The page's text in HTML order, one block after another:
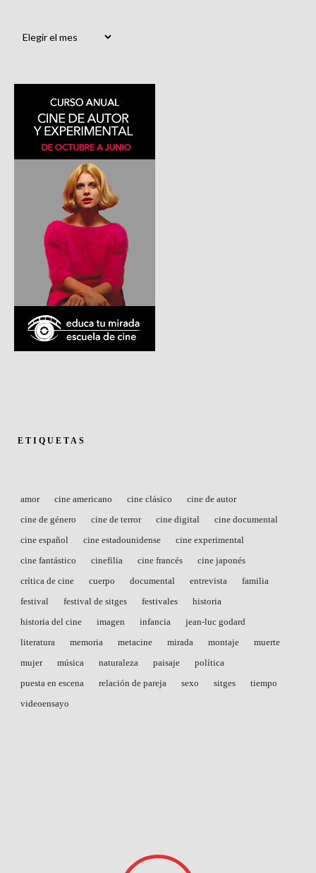
ETIQUETAS
amor cine americano cine clásico
cine de autor
cine de género
cine de terror cine digital
cine documental
cine español
cine estadounidense
cine experimental
cine fantástico
cinefilia cine francés
cine japonés
crítica de cine
cuerpo documental entrevista
familia
festival
festival de sitges festivales
historia
historia del cine
imagen infancia
jean-luc godard
literatura
memoria metacine mirada montaje
muerte
mujer
música naturaleza paisaje
política
puesta en escena
relación de pareja sexo sitges
tiempo
videoensayo